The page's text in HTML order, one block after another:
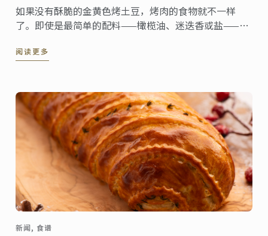
如果没有酥脆的金黄色烤土豆，烤肉的食物就不一样
了。即使是最简单的配料——橄榄油、迷迭香或盐——也
合物经过特殊混合，制成了最令人垂涎的松脆土豆。
阅读更多
新闻, 食谱